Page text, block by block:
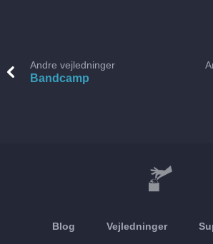
Andre vejledninger
Bandcamp
Blog Vejledninger